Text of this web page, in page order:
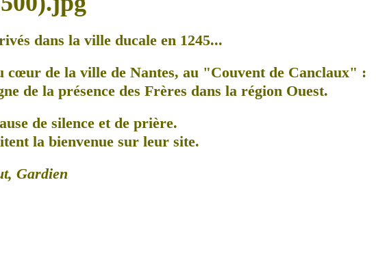
dans la ville ducale en 1245...
cœur de la ville de Nantes, au "Couvent de Canclaux" :
de la présence des Frères dans la région Ouest.
de silence et de prière.
la bienvenue sur leur site.
Gardien